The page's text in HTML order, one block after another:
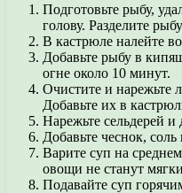
Подготовьте рыбу,
голову. Разделите
В кастрюле налейте
Добавьте рыбу в
огне около 10 минут.
Очистите и нарежьте
Добавьте их в
Нарежьте сельдерей и
Добавьте чеснок,
Варите суп на
овощи не станут
Подавайте суп